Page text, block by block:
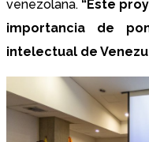
venezolana. “Este
importancia de
intelectual de